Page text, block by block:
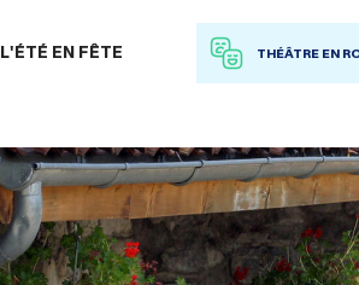
L'ÉTÉ EN FÊTE THÉÂTRE EN